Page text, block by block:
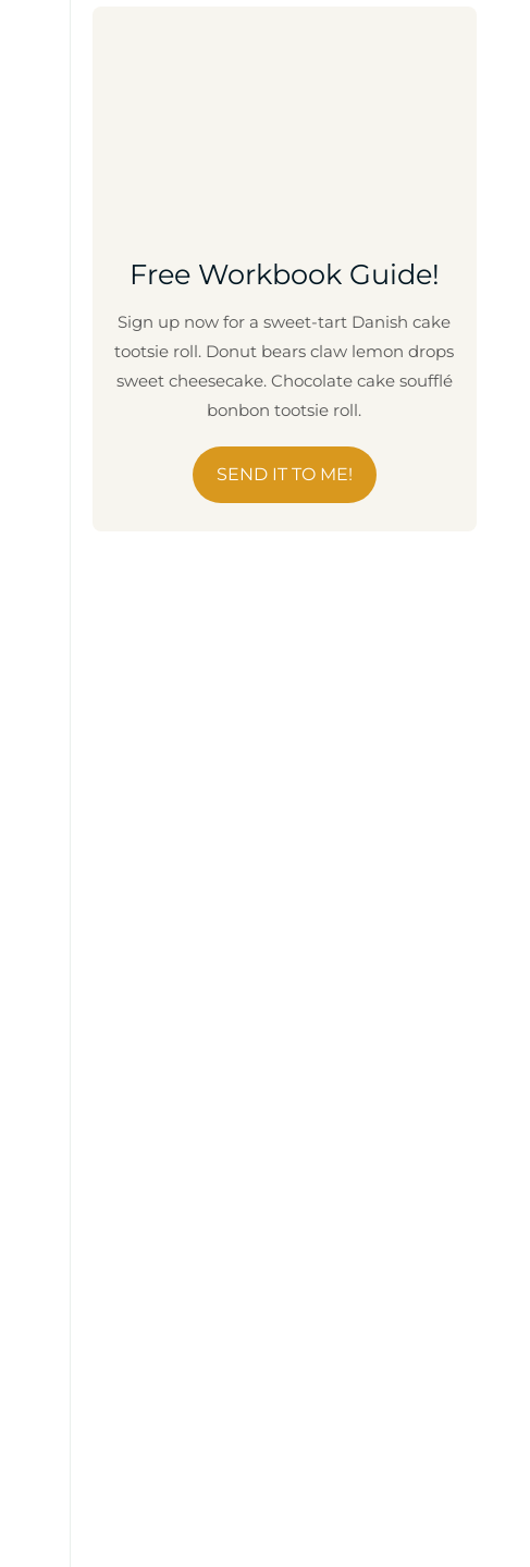
Free Workbook Guide!
Sign up now for a sweet-tart Danish cake
tootsie roll. Donut bears claw lemon drops
sweet cheesecake. Chocolate cake soufflé
bonbon tootsie roll.
SEND IT TO ME!